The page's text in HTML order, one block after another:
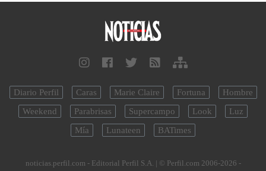
Diario Perfil Caras Marie Claire Fortuna
Hombre
Weekend
Parabrisas Supercampo Look
Luz
Mía
Lunateen BATimes
noticias.perfil.com - Editorial Perfil S.A. | © Perfil.com 2006-2026 -